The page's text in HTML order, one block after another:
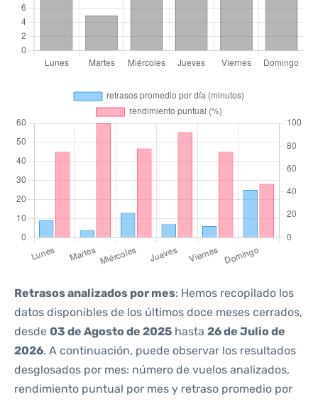
Retrasos analizados por mes: Hemos recopilado los
datos disponibles de los últimos doce meses cerrados,
desde 03 de Agosto de 2025 hasta 26 de Julio de
2026. A continuación, puede observar los resultados
desglosados por mes: número de vuelos analizados,
rendimiento puntual por mes y retraso promedio por